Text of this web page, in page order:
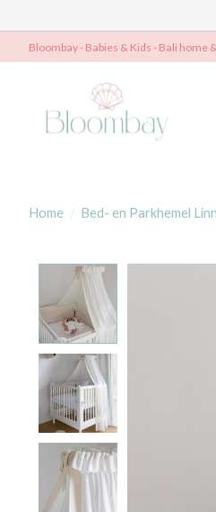
Bloombay - Babies & Kids - Bali
Home / Bed- en Parkhemel